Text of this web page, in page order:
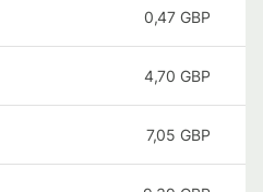
0,47 GBP
4,70 GBP
7,05 GBP